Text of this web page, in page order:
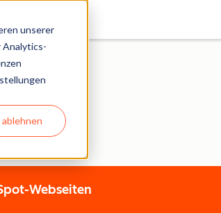
unserer
Analytics-
Webseiten